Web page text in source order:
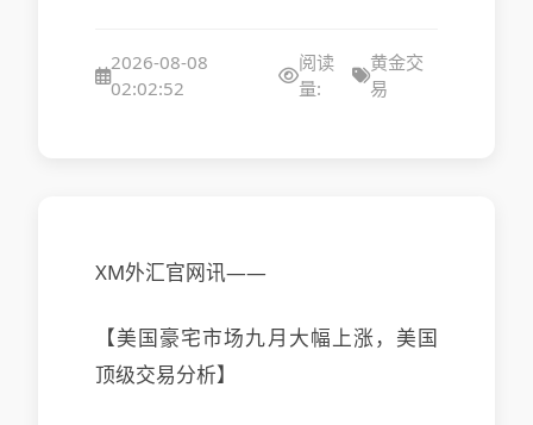
2026-08-08
02:02:52
阅读
量:
黄金交
易
XM外汇官网讯——
【美国豪宅市场九月大幅上涨，美国
顶级交易分析】